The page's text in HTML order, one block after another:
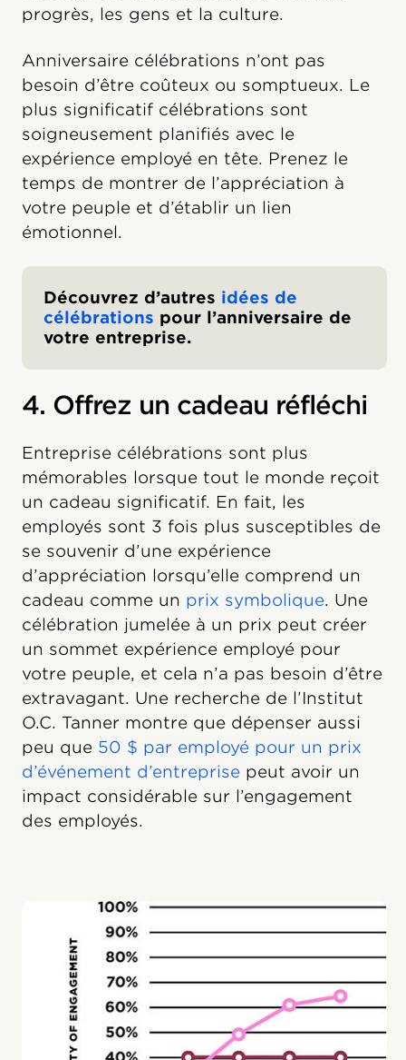
progrès, les gens et la culture.
Anniversaire célébrations n’ont pas
besoin d’être coûteux ou somptueux. Le
plus significatif célébrations sont
soigneusement planifiés avec le
expérience employé en tête. Prenez le
temps de montrer de l’appréciation à
votre peuple et d’établir un lien
émotionnel.
Découvrez d’autres idées de
célébrations pour l’anniversaire de
votre entreprise.
4. Offrez un cadeau réfléchi
Entreprise célébrations sont plus
mémorables lorsque tout le monde reçoit
un cadeau significatif. En fait, les
employés sont 3 fois plus susceptibles de
se souvenir d’une expérience
d’appréciation lorsqu’elle comprend un
cadeau comme un prix symbolique. Une
célébration jumelée à un prix peut créer
un sommet expérience employé pour
votre peuple, et cela n’a pas besoin d’être
extravagant. Une recherche de l’Institut
O.C. Tanner montre que dépenser aussi
peu que 50 $ par employé pour un prix
d’événement d’entreprise peut avoir un
impact considérable sur l’engagement
des employés.